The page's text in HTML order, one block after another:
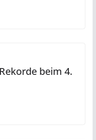
beim 4.